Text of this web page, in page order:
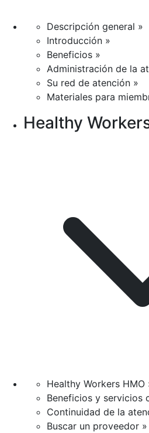
Descripción general »
Introducción »
Beneficios »
Administración de la
Su red de atención »
Materiales para
Healthy
Healthy Workers HMO
Beneficios y servicios
Continuidad de la
Buscar un proveedor »